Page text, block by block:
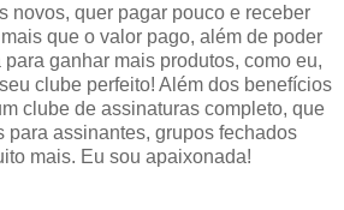
novos, quer pagar pouco e receber
que o valor pago, além de poder
ganhar mais produtos, como eu,
clube perfeito! Além dos benefícios
clube de assinaturas completo, que
para assinantes, grupos fechados
mais. Eu sou apaixonada!